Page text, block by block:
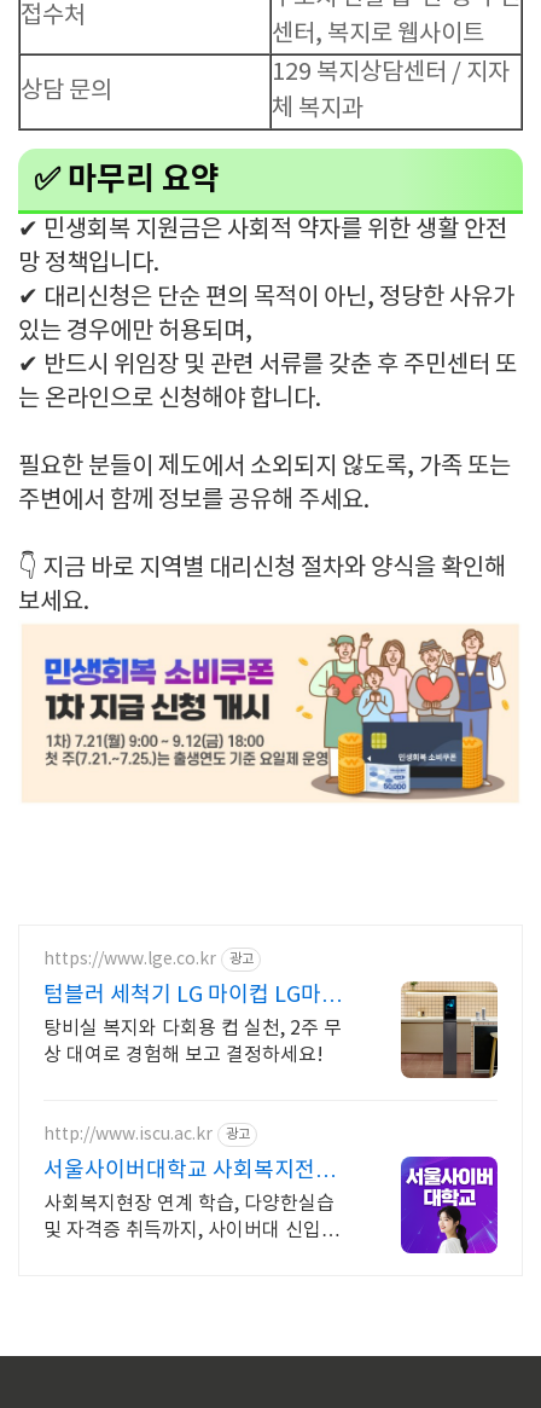
접수처
센터, 복지로 웹사이트
상담 문의
129 복지상담센터 / 지자
체 복지과
✅ 마무리 요약
✔ 민생회복 지원금은 사회적 약자를 위한 생활 안전
망 정책입니다.
✔ 대리신청은 단순 편의 목적이 아닌, 정당한 사유가
있는 경우에만 허용되며,
✔ 반드시 위임장 및 관련 서류를 갖춘 후 주민센터 또
는 온라인으로 신청해야 합니다.
필요한 분들이 제도에서 소외되지 않도록, 가족 또는
주변에서 함께 정보를 공유해 주세요.
👇 지금 바로 지역별 대리신청 절차와 양식을 확인해
보세요.
https://www.lge.co.kr 광고
텀블러 세척기 LG 마이컵 LG마이
컵 무상대여신청
탕비실 복지와 다회용 컵 실천, 2주 무
상 대여로 경험해 보고 결정하세요!
http://www.iscu.ac.kr 광고
서울사이버대학교 사회복지전공
2026 가을학기 신편입생
사회복지현장 연계 학습, 다양한실습
및 자격증 취득까지, 사이버대 신입생